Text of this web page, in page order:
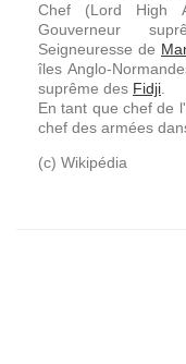
Chef (Lord High
Gouverneur
Seigneuresse de
îles Anglo-
suprême des Fidji
En tant que chef de
chef des armées
(c) Wikipédia